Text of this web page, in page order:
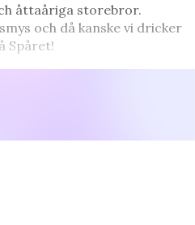
åttaåriga storebror.
och då kanske vi dricker
Spåret!